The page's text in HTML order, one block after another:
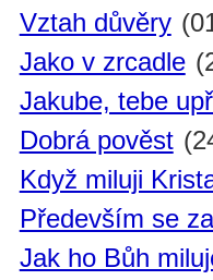
Vztah důvěry
Jako v zrcadle
Jakube, tebe
Dobrá pověst
Když miluji
Především se
Jak ho Bůh